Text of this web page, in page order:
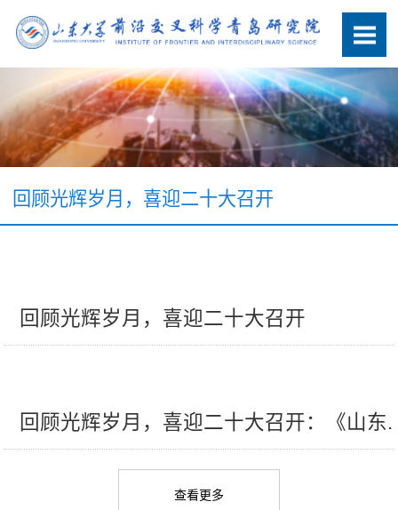
回顾光辉岁月，喜迎二十大召开
回顾光辉岁月，喜迎二十大召开
回顾光辉岁月，喜迎二十大召开：《山东
查看更多